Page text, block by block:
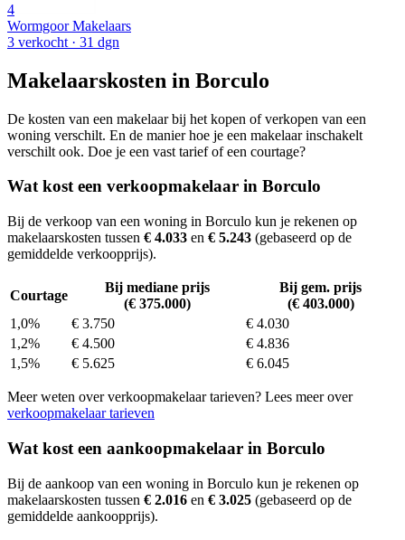
4
Wormgoor Makelaars
3 verkocht · 31 dgn
Makelaarskosten in Borculo
De kosten van een makelaar bij het kopen of verkopen van een
woning verschilt. En de manier hoe je een makelaar inschakelt
verschilt ook. Doe je een vast tarief of een courtage?
Wat kost een verkoopmakelaar in Borculo
Bij de verkoop van een woning in Borculo kun je rekenen op
makelaarskosten tussen € 4.033 en € 5.243 (gebaseerd op de
gemiddelde verkoopprijs).
Courtage
Bij mediane prijs
(€ 375.000)
Bij gem. prijs
(€ 403.000)
1,0%
€ 3.750
€ 4.030
1,2%
€ 4.500
€ 4.836
1,5%
€ 5.625 € 6.045
Meer weten over verkoopmakelaar tarieven? Lees meer over
verkoopmakelaar tarieven
Wat kost een aankoopmakelaar in Borculo
Bij de aankoop van een woning in Borculo kun je rekenen op
makelaarskosten tussen € 2.016 en € 3.025 (gebaseerd op de
gemiddelde aankoopprijs).